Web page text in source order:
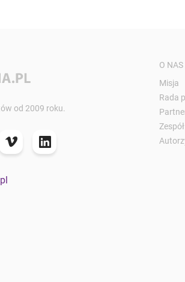
od 2009 roku.
O NAS
Misja
Rada
Zespół